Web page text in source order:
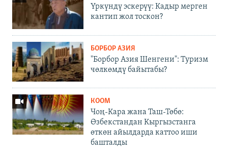
Үркүндү эскерүү: Кадыр мерген
кантип жол тоскон?
БОРБОР АЗИЯ
"Борбор Азия Шенгени": Туризм
чөлкөмдү байытабы?
КООМ
Чоң-Кара жана Таш-Төбө:
Өзбекстандан Кыргызстанга
өткөн айылдарда каттоо иши
башталды